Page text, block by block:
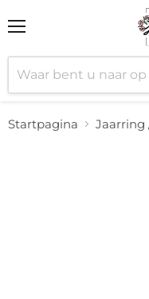
Startpagina Jaarring